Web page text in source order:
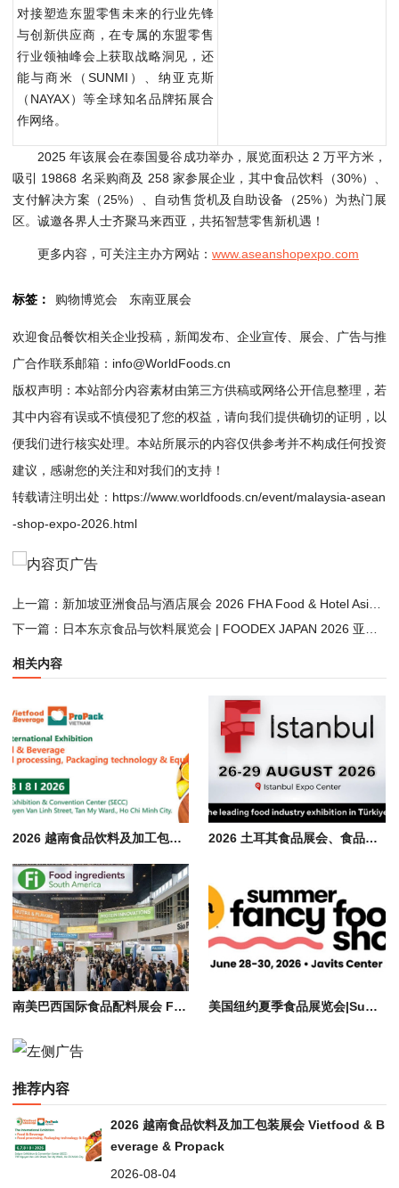
对接塑造东盟零售未来的行业先锋
与创新供应商，在专属的东盟零售
行业领袖峰会上获取战略洞见，还
能与商米（SUNMI）、纳亚克斯
（NAYAX）等全球知名品牌拓展合
作网络。
2025 年该展会在泰国曼谷成功举办，展览面积达 2 万平方米，
吸引 19868 名采购商及 258 家参展企业，其中食品饮料（30%）、
支付解决方案（25%）、自动售货机及自助设备（25%）为热门展
区。诚邀各界人士齐聚马来西亚，共拓智慧零售新机遇！
更多内容，可关注主办方网站： www.aseanshopexpo.com
标签： 购物博览会 东南亚展会
欢迎食品餐饮相关企业投稿，新闻发布、企业宣传、展会、广告与推
广合作联系邮箱：info@WorldFoods.cn
版权声明：本站部分内容素材由第三方供稿或网络公开信息整理，若
其中内容有误或不慎侵犯了您的权益，请向我们提供确切的证明，以
便我们进行核实处理。本站所展示的内容仅供参考并不构成任何投资
建议，感谢您的关注和对我们的支持！
转载请注明出处： https://www.worldfoods.cn/event/malaysia-asean
-shop-expo-2026.html
上一篇： 新加坡亚洲食品与酒店展会 2026 FHA Food & Hotel Asia, 同期 ProWine Singapore
下一篇： 日本东京食品与饮料展览会 | FOODEX JAPAN 2026 亚太食品商贸标杆展
相关内容
2026 越南食品饮料及加工包装展会 Vietfood & Beverage & Propack 2026 土耳其食品展会、食品加工包装机械展览会 F-istanbul
南美巴西国际食品配料展会 Fi South America 2026 | 食品添加剂展会 美国纽约夏季食品展览会|Summer Fancy Food Show in NY in 2026
推荐内容
2026 越南食品饮料及加工包装展会 Vietfood & B
everage & Propack
2026-08-04